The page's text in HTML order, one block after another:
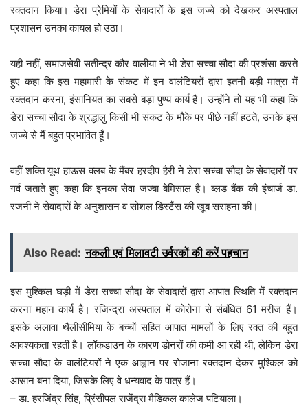
Dera Sacha Sauda as Corona Warriors
रक्तदान किया। डेरा प्रेमियों के सेवादारों के इस जज्बे को देखकर अस्पताल
प्रशासन उनका कायल हो उठा।
यही नहीं, समाजसेवी सतीन्द्र कौर वालीया ने भी डेरा सच्चा सौदा की प्रशंसा करते
हुए कहा कि इस महामारी के संकट में इन वालंटियरों द्वारा इतनी बड़ी मात्रा में
रक्तदान करना, इंसानियत का सबसे बड़ा पुण्य कार्य है। उन्होंने तो यह भी कहा कि
डेरा सच्चा सौदा के श्रद्धालु किसी भी संकट के मौके पर पीछे नहीं हटते, उनके इस
जज्बे से मैं बहुत प्रभावित हूँ।
वहीं शक्ति यूथ हाऊस क्लब के मैंबर हरदीप हैरी ने डेरा सच्चा सौदा के सेवादारों पर
गर्व जताते हुए कहा कि इनका सेवा जज्बा बेमिसाल है। ब्लड बैंक की इंचार्ज डा.
रजनी ने सेवादारों के अनुशासन व सोशल डिस्टैंस की खूब सराहना की।
Also Read: नकली एवं मिलावटी उर्वरकों की करें पहचान
इस मुश्किल घड़ी में डेरा सच्चा सौदा के सेवादारों द्वारा आपात स्थिति में रक्तदान
करना महान कार्य है। रजिन्द्रा अस्पताल में कोरोना से संबंधित 61 मरीज हैं।
इसके अलावा थैलीसीमिया के बच्चों सहित आपात मामलों के लिए रक्त की बहुत
आवश्यकता रहती है। लॉकडाउन के कारण डोनरों की कमी आ रही थी, लेकिन डेरा
सच्चा सौदा के वालंटियरों ने एक आह्वान पर रोजाना रक्तदान देकर मुश्किल को
आसान बना दिया, जिसके लिए वे धन्यवाद के पात्र हैं।
– डा. हरजिंद्र सिंह, प्रिंसीपल राजेंद्रा मैडिकल कालेज पटियाला।